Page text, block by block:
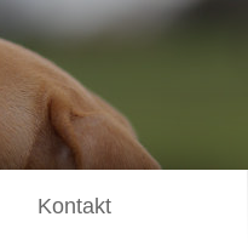
Kontakt